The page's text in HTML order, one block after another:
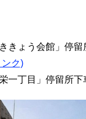
きょう会館」停
ク)
丁目」停留所下